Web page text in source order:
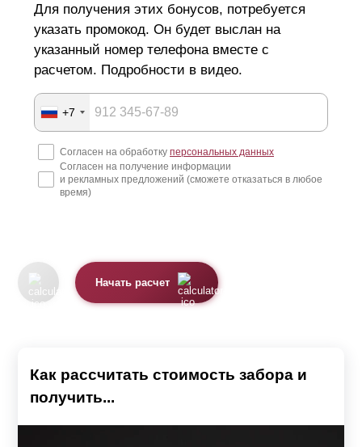
Для получения этих бонусов, потребуется
указать промокод. Он будет выслан на
указанный номер телефона вместе с
расчетом. Подробности в видео.
+7
Согласен на обработку персональных данных
Согласен на получение информации
и рекламных предложений (сможете отказаться в любое
время)
Начать расчет
Как рассчитать стоимость забора и
получить...